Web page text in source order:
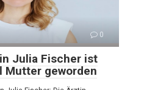
0
Julia Fischer ist
Mutter geworden